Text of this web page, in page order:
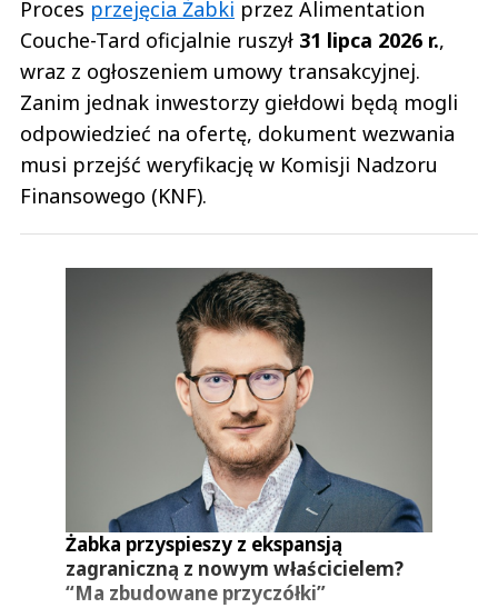
Proces przejęcia Żabki przez Alimentation
Couche-Tard oficjalnie ruszył 31 lipca 2026 r.,
wraz z ogłoszeniem umowy transakcyjnej.
Zanim jednak inwestorzy giełdowi będą mogli
odpowiedzieć na ofertę, dokument wezwania
musi przejść weryfikację w Komisji Nadzoru
Finansowego (KNF).
Żabka przyspieszy z ekspansją
zagraniczną z nowym właścicielem?
“Ma zbudowane przyczółki”